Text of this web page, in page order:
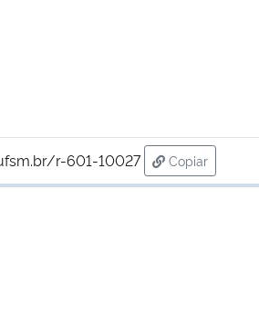
r-601-10027
Copiar
para área